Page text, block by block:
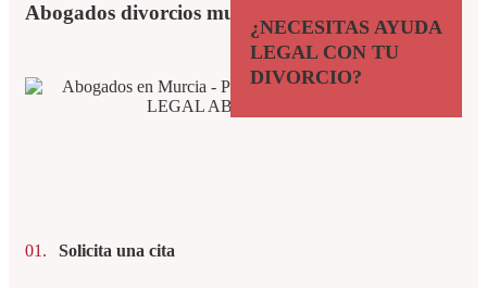
Abogados divorcios murcia
¿NECESITAS AYUDA
LEGAL CON TU
DIVORCIO?
01. Solicita una cita